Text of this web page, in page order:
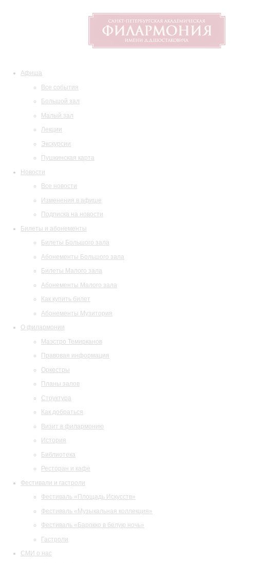
Афиша
Все события
Большой зал
Малый зал
Лекции
Экскурсии
Пушкинская карта
Новости
Все новости
Изменения в афише
Подписка на новости
Билеты и абонементы
Билеты Большого зала
Абонементы Большого зала
Билеты Малого зала
Абонементы Малого зала
Как купить билет
Абонементы Музитория
О филармонии
Маэстро Темирканов
Правовая информация
Оркестры
Планы залов
Структура
Как добраться
Визит в филармонию
История
Библиотека
Ресторан и кафе
Фестивали и гастроли
Фестиваль «Площадь Искусств»
Фестиваль «Музыкальная коллекция»
Фестиваль «Барокко в белую ночь»
Гастроли
СМИ о нас